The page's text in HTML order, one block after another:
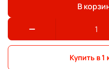
В
Купить в 1